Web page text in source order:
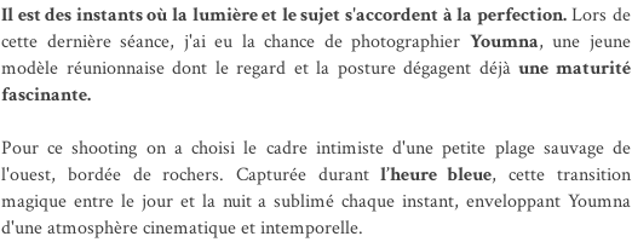
Il est des instants où la lumière et le sujet s'accordent à la perfection.Lors de
cette dernière séance, j'ai eu la chance de photographier Youmna, une jeune
modèle réunionnaise dont le regard et la posture dégagent déjàune maturité
fascinante.
Pour ce shooting on a choisi le cadre intimiste d'une petite plage sauvage de
l'ouest, bordée de rochers. Capturée durantl’heure bleue, cette transition
magique entre le jour et la nuit a sublimé chaque instant, enveloppant Youmna
d'une atmosphère cinematique et intemporelle.